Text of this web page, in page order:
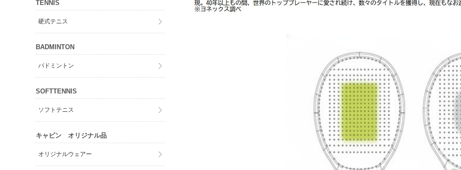
TENNIS
硬式テニス
BADMINTON
バドミントン
SOFTTENNIS
ソフトテニス
キャビン オリジナル品
オリジナルウェアー